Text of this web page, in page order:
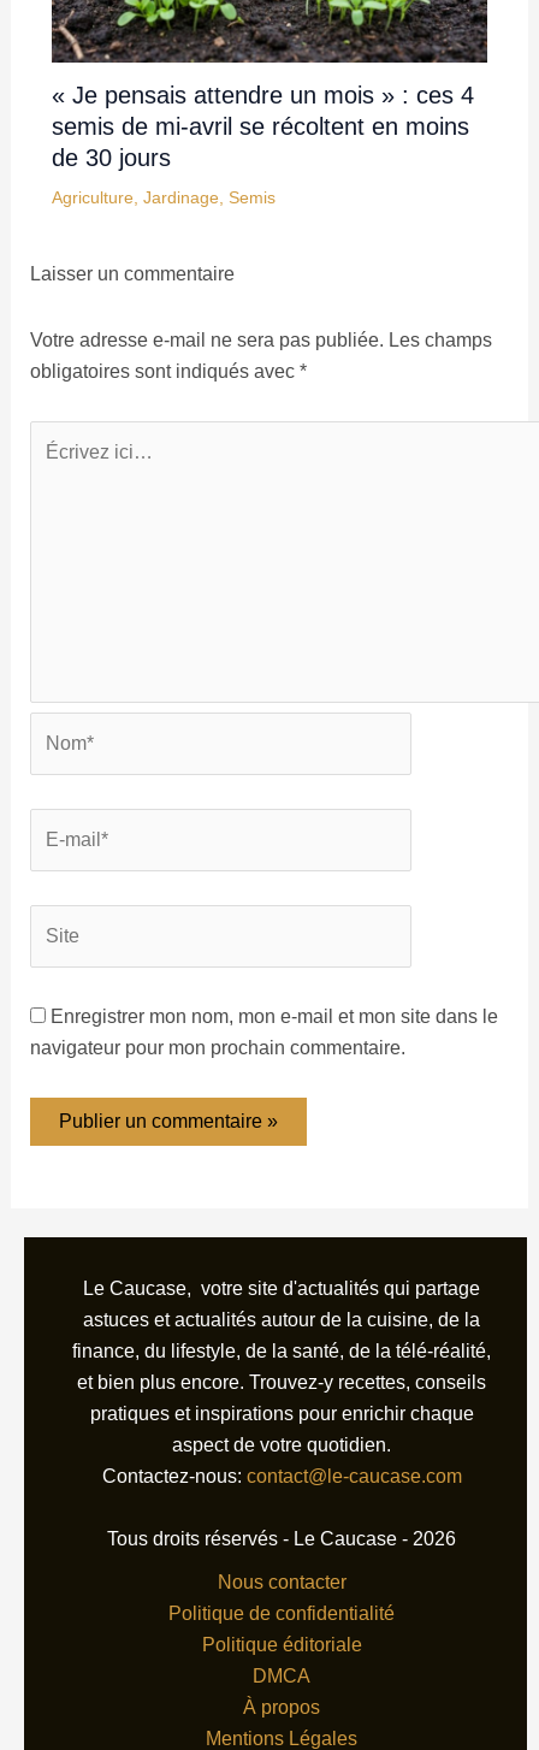
« Je pensais attendre un mois » : ces 4
semis de mi-avril se récoltent en moins
de 30 jours
Agriculture, Jardinage, Semis
Laisser un commentaire
Votre adresse e-mail ne sera pas publiée. Les champs
obligatoires sont indiqués avec *
Enregistrer mon nom, mon e-mail et mon site dans le
navigateur pour mon prochain commentaire.
Le Caucase, votre site d'actualités qui partage
astuces et actualités autour de la cuisine, de la
finance, du lifestyle, de la santé, de la télé-réalité,
et bien plus encore. Trouvez-y recettes, conseils
pratiques et inspirations pour enrichir chaque
aspect de votre quotidien.
Contactez-nous: contact@le-caucase.com
Tous droits réservés - Le Caucase - 2026
Nous contacter
Politique de confidentialité
Politique éditoriale
DMCA
À propos
Mentions Légales